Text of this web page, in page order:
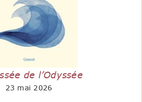
de l’Odyssée
23 mai 2026